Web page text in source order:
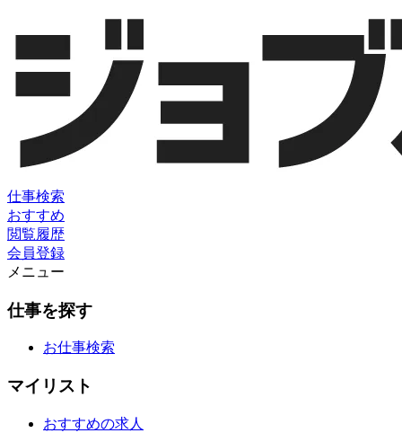
仕事検索
おすすめ
閲覧履歴
会員登録
メニュー
仕事を探す
お仕事検索
マイリスト
おすすめの求人